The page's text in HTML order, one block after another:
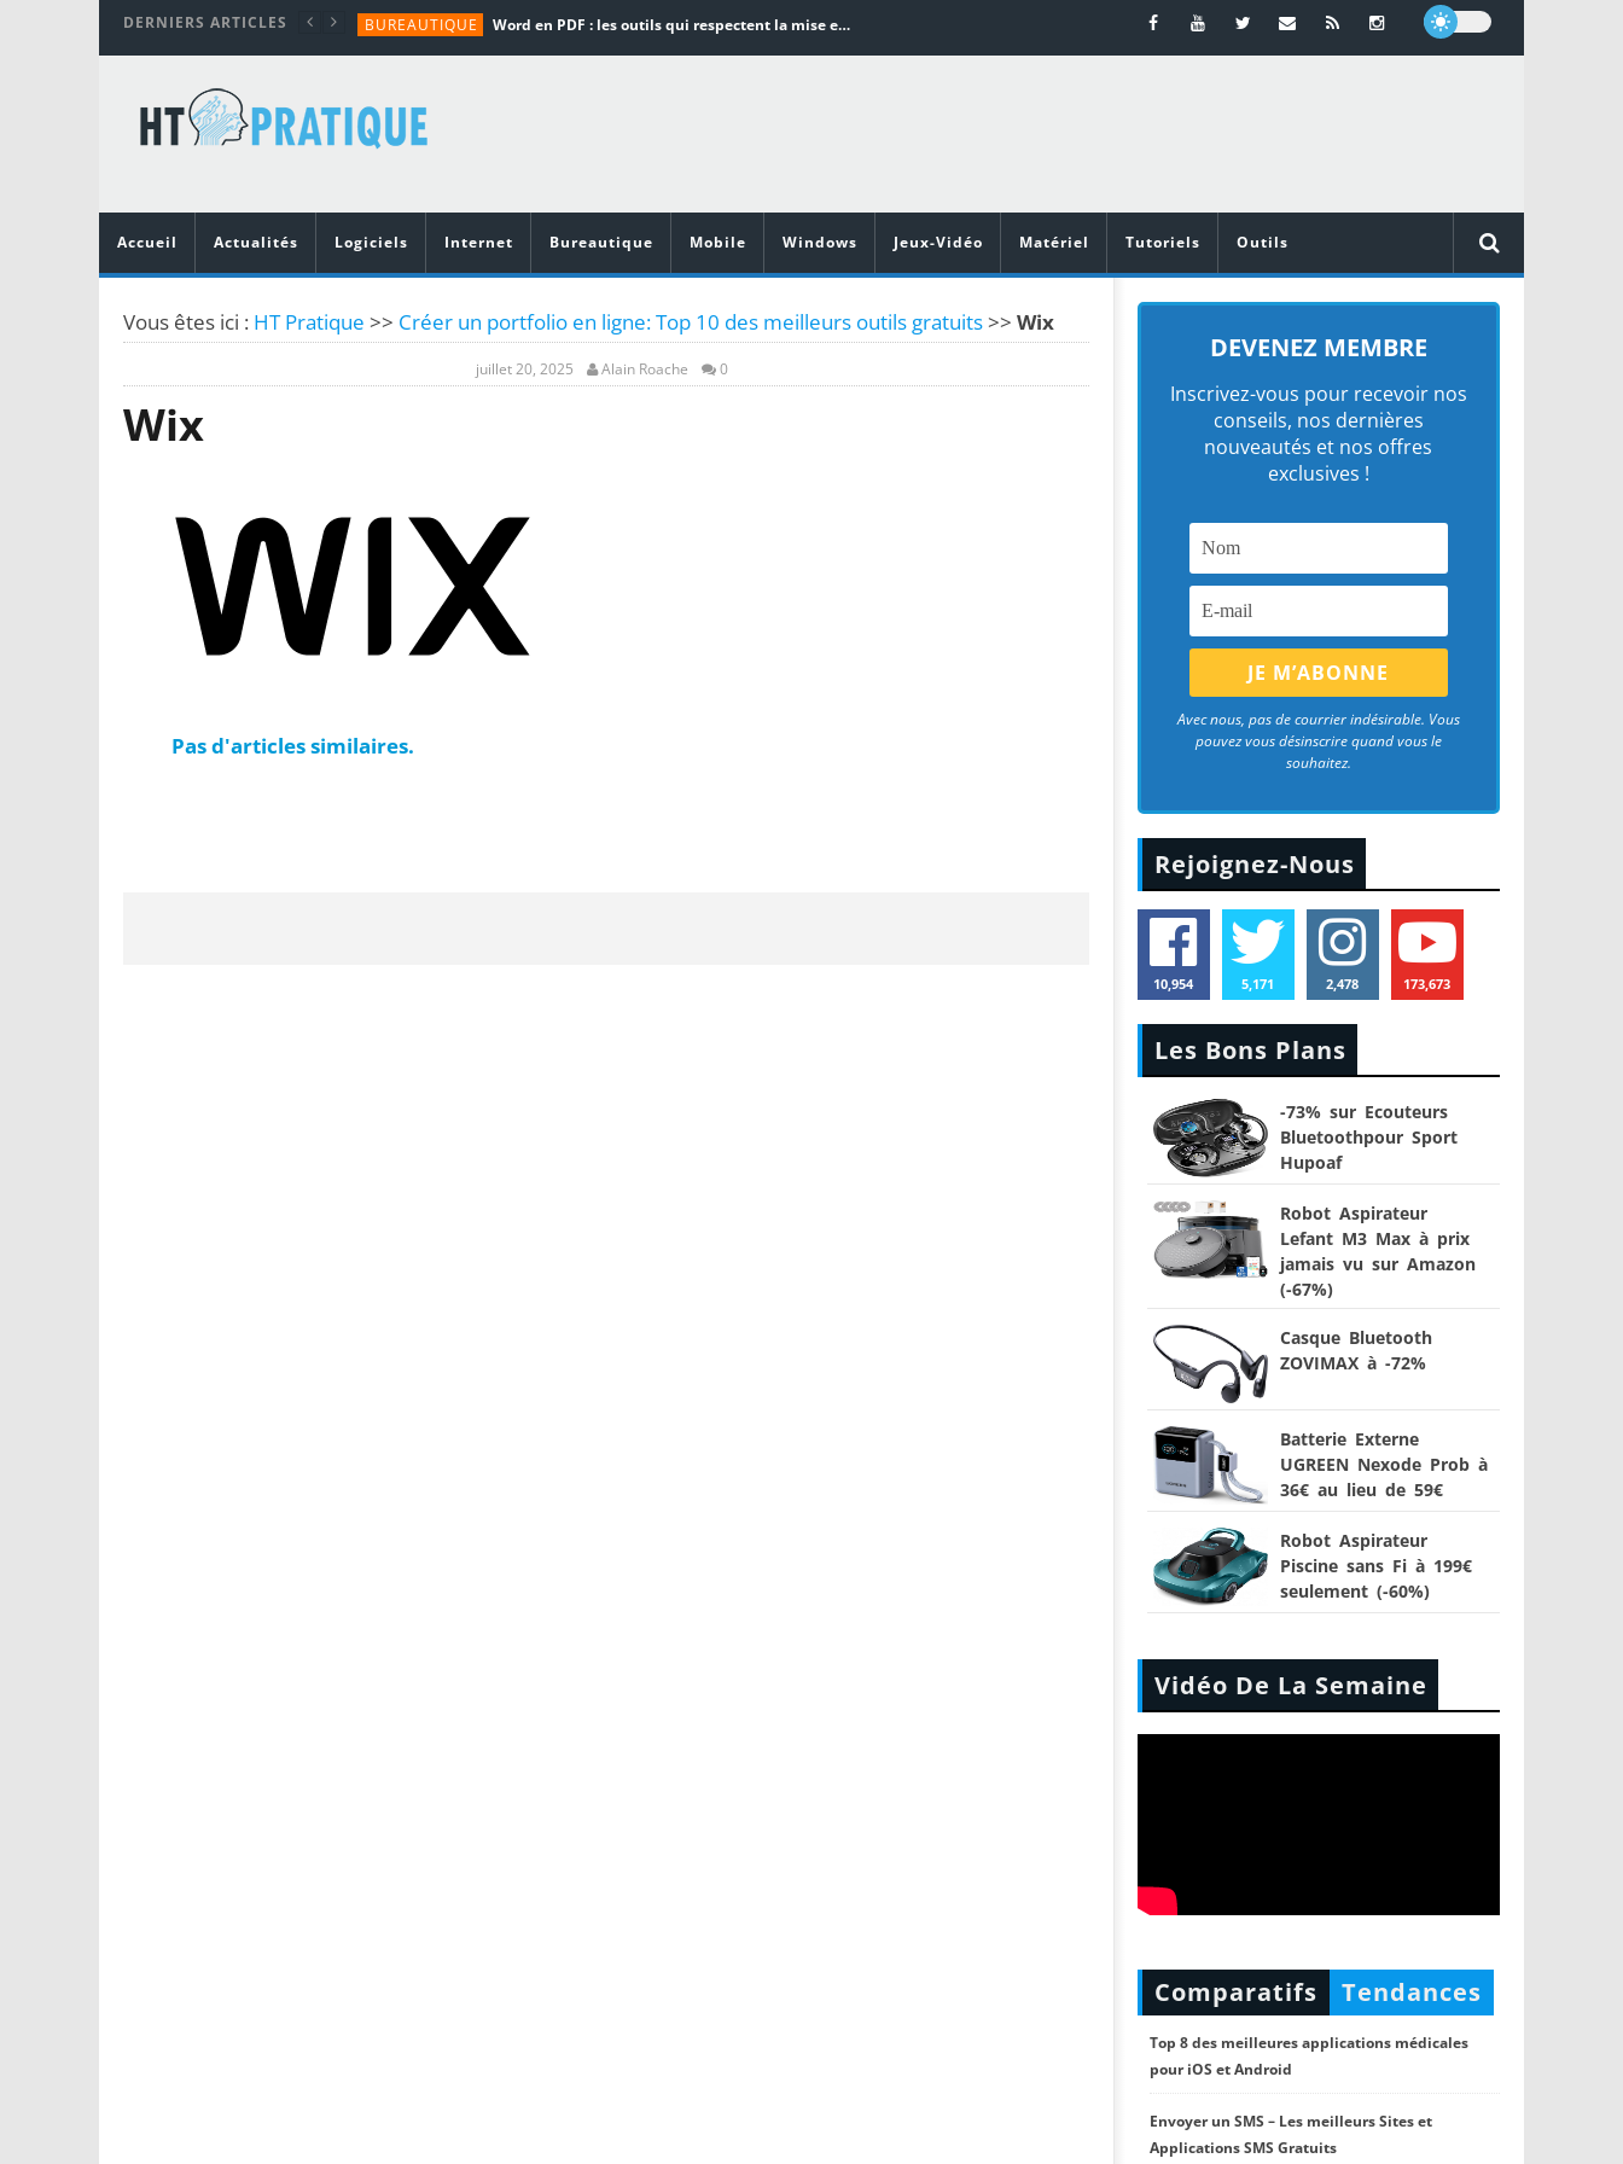
DERNIERS ARTICLES BUREAUTIQUE Word en PDF : les outils qui respectent la mise en page
TUTORIALS
MATÉRIEL
Vidéoprojecteurs Asus : Top 6 des meilleurs modèles de la marque
Accueil
Actualités Logiciels Internet Bureautique Mobile Windows Jeux-Vidéo Matériel Tutoriels Outils
Vous êtes ici : HT Pratique >> Créer un portfolio en ligne: Top 10 des meilleurs outils gratuits>> Wix
juillet 20, 2025 Alain Roache 0
Wix
Pas d'articles similaires.
DEVENEZ MEMBRE
Inscrivez-vous pour recevoir nos
conseils, nos dernières
nouveautés et nos offres
exclusives !
Avec nous, pas de courrier indésirable. Vous
pouvez vous désinscrire quand vous le
souhaitez.
Rejoignez-Nous
10,954 5,171 2,478 173,673
Les Bons Plans
-73% sur Ecouteurs
Bluetoothpour Sport
Hupoaf
Robot Aspirateur
Lefant M3 Max à prix
jamais vu sur Amazon
(-67%)
Casque Bluetooth
ZOVIMAX à -72%
Batterie Externe
UGREEN Nexode Prob à
36€ au lieu de 59€
Robot Aspirateur
Piscine sans Fi à 199€
seulement (-60%)
Vidéo De La Semaine
Comparatifs Tendances
Top 8 des meilleures applications médicales
pour iOS et Android
Envoyer un SMS – Les meilleurs Sites et
Applications SMS Gratuits